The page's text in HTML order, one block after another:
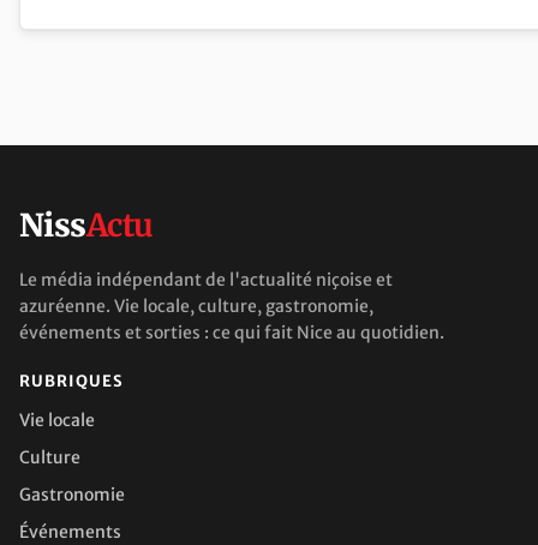
NissActu
Le média indépendant de l'actualité niçoise et
azuréenne. Vie locale, culture, gastronomie,
événements et sorties : ce qui fait Nice au quotidien.
RUBRIQUES
Vie locale
Culture
Gastronomie
Événements